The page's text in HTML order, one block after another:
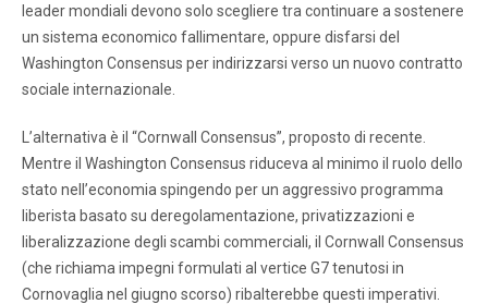
leader mondiali devono solo scegliere tra continuare a sostenere
un sistema economico fallimentare, oppure disfarsi del
Washington Consensus per indirizzarsi verso un nuovo contratto
sociale internazionale.
L’alternativa è il “Cornwall Consensus”, proposto di recente.
Mentre il Washington Consensus riduceva al minimo il ruolo dello
stato nell’economia spingendo per un aggressivo programma
liberista basato su deregolamentazione, privatizzazioni e
liberalizzazione degli scambi commerciali, il Cornwall Consensus
(che richiama impegni formulati al vertice G7 tenutosi in
Cornovaglia nel giugno scorso) ribalterebbe questi imperativi.